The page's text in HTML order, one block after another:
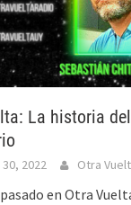
La historia
2022 Otra
en Otra